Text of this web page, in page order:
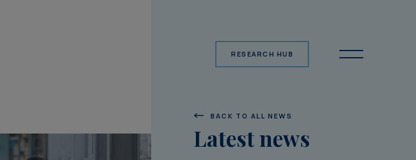
RESEARCH HUB
BACK TO ALL NEWS
Latest news